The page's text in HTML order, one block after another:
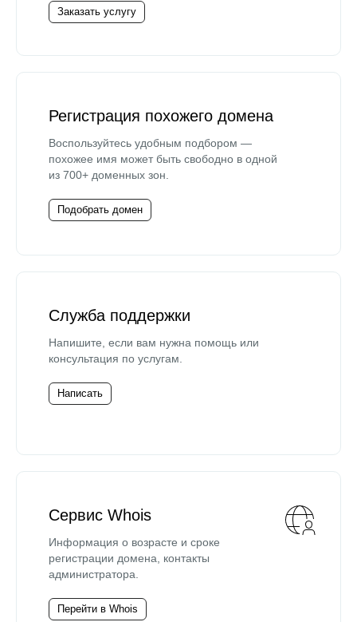
Заказать услугу
Регистрация похожего домена
Воспользуйтесь удобным подбором —
похожее имя может быть свободно в одной
из 700+ доменных зон.
Подобрать домен
Служба поддержки
Напишите, если вам нужна помощь или
консультация по услугам.
Написать
Сервис Whois
Информация о возрасте и сроке
регистрации домена, контакты
администратора.
Перейти в Whois